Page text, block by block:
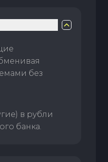
без
в рубли
банка.